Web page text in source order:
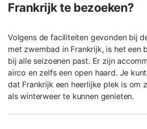
Frankrijk te bezoeken?
Volgens de faciliteiten gevonden bij
met zwembad in Frankrijk, is het een
bij alle seizoenen past. Er zijn
airco en zelfs een open haard. Je
dat Frankrijk een heerlijke plek is om
als winterweer te kunnen genieten.